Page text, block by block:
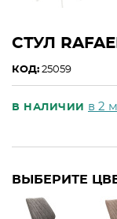
СТУЛ
КОД: 25059
В НАЛИЧИИ в 2
ВЫБЕРИТЕ